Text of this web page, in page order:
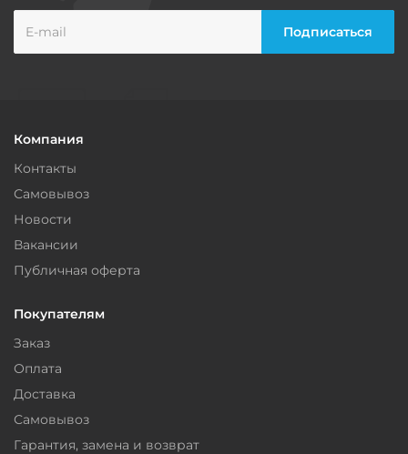
Компания
Контакты
Самовывоз
Новости
Вакансии
Публичная оферта
Покупателям
Заказ
Оплата
Доставка
Самовывоз
Гарантия, замена и возврат